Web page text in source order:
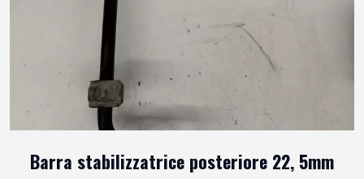
Barra stabilizzatrice posteriore 22, 5mm